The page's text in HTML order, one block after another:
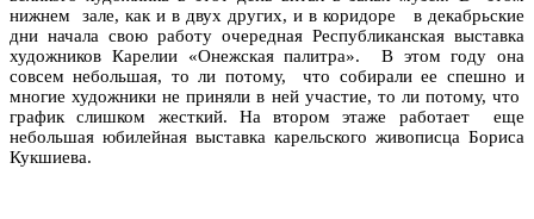
нижнем зале, как и в двух других, и в коридоре в декабрьские
дни начала свою работу очередная Республиканская выставка
художников Карелии «Онежская палитра». В этом году она
совсем небольшая, то ли потому, что собирали ее спешно и
многие художники не приняли в ней участие, то ли потому, что
график слишком жесткий. На втором этаже работает еще
небольшая юбилейная выставка карельского живописца Бориса
Кукшиева.